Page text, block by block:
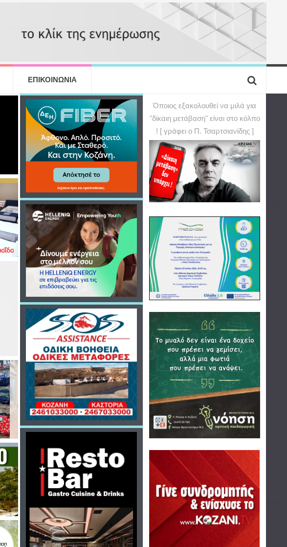
ΕΠΙΚΟΙΝΩΝΙΑ
Όποιος εξακολουθεί να μιλά για
"δίκαιη μετάβαση" είναι στο κόλπο
! [ γράφει ο Π. Τσαρτσιανίδης ]